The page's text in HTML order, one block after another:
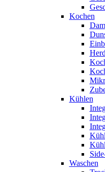
Kochen
Kühlen
Waschen